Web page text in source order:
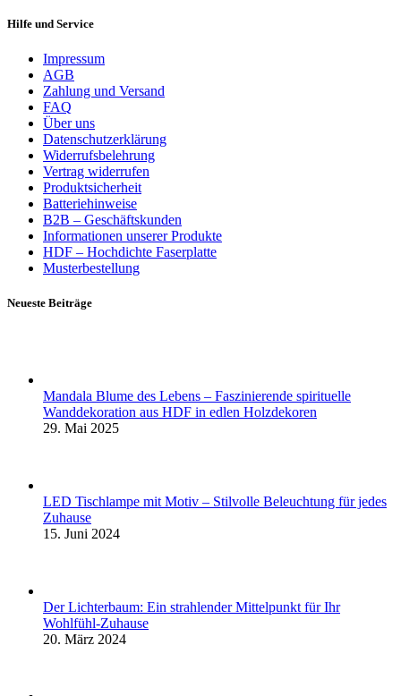
Hilfe und Service
Impressum
AGB
Zahlung und Versand
FAQ
Über uns
Datenschutzerklärung
Widerrufsbelehrung
Vertrag widerrufen
Produktsicherheit
Batteriehinweise
B2B – Geschäftskunden
Informationen unserer Produkte
HDF – Hochdichte Faserplatte
Musterbestellung
Neueste Beiträge
Mandala Blume des Lebens – Faszinierende spirituelle
Wanddekoration aus HDF in edlen Holzdekoren
29. Mai 2025
LED Tischlampe mit Motiv – Stilvolle Beleuchtung für jedes
Zuhause
15. Juni 2024
Der Lichterbaum: Ein strahlender Mittelpunkt für Ihr
Wohlfühl-Zuhause
20. März 2024